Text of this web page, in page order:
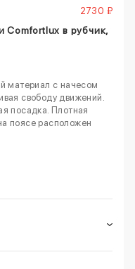
2730 ₽
Comfortlux в рубчик,
материал с начесом
свободу движений.
посадка. Плотная
поясе расположен